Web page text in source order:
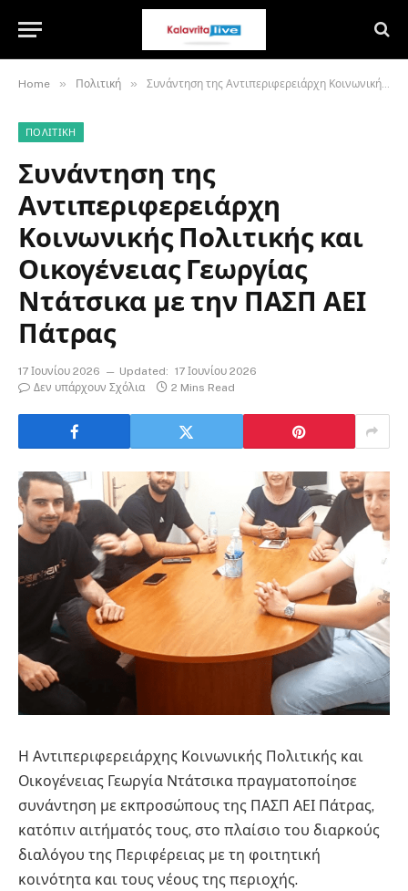
Home » Πολιτική » Συνάντηση της Αντιπεριφερειάρχη Κοινωνικής Πολιτικής και Οικογένειας Γεωργίας Ντάτσικα με την ΠΑΣΠ ΑΕΙ Πάτρας
ΠΟΛΙΤΙΚΉ
Συνάντηση της
Αντιπεριφερειάρχη
Κοινωνικής Πολιτικής και
Οικογένειας Γεωργίας
Ντάτσικα με την ΠΑΣΠ ΑΕΙ
Πάτρας
17 Ιουνίου 2026 Updated: 17 Ιουνίου 2026
Δεν υπάρχουν Σχόλια
2 Mins Read
Η Αντιπεριφερειάρχης Κοινωνικής Πολιτικής και
Οικογένειας Γεωργία Ντάτσικα πραγματοποίησε
συνάντηση με εκπροσώπους της ΠΑΣΠ ΑΕΙ Πάτρας,
κατόπιν αιτήματός τους, στο πλαίσιο του διαρκούς
διαλόγου της Περιφέρειας με τη φοιτητική
κοινότητα και τους νέους της περιοχής.